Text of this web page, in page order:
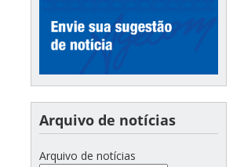
Arquivo de notícias
Arquivo de notícias